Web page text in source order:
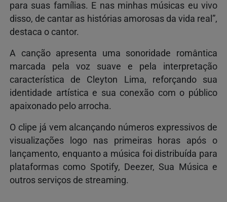
para suas famílias. E nas minhas músicas eu vivo
disso, de cantar as histórias amorosas da vida real”,
destaca o cantor.
A canção apresenta uma sonoridade romântica
marcada pela voz suave e pela interpretação
característica de Cleyton Lima, reforçando sua
identidade artística e sua conexão com o público
apaixonado pelo arrocha.
O clipe já vem alcançando números expressivos de
visualizações logo nas primeiras horas após o
lançamento, enquanto a música foi distribuída para
plataformas como Spotify, Deezer, Sua Música e
outros serviços de streaming.